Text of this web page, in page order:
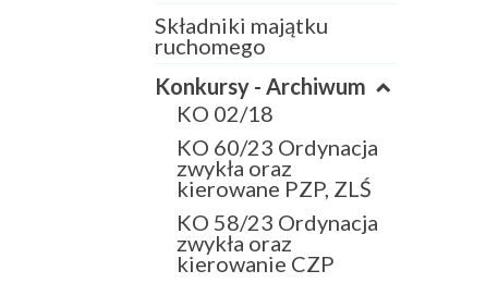
Składniki majątku
ruchomego
Konkursy - Archiwum
KO 02/18
KO 60/23 Ordynacja
zwykła oraz
kierowane PZP, ZLŚ
KO 58/23 Ordynacja
zwykła oraz
kierowanie CZP